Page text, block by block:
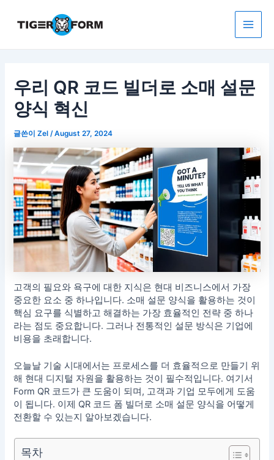
Main
우리 QR 코드 빌더로 소매 설문
양식 혁신
글쓴이Zel/August 27, 2024
고객의 필요와 욕구에 대한 지식은 현대 비즈니스에서 가장
중요한 요소 중 하나입니다. 소매 설문 양식을 활용하는 것이
핵심 요구를 식별하고 해결하는 가장 효율적인 전략 중 하나
라는 점도 중요합니다. 그러나 전통적인 설문 방식은 기업에
비용을 초래합니다.
오늘날 기술 시대에서는 프로세스를 더 효율적으로 만들기 위
해 현대 디지털 자원을 활용하는 것이 필수적입니다. 여기서
Form QR 코드가 큰 도움이 되며, 고객과 기업 모두에게 도움
이 됩니다. 이제 QR 코드 폼 빌더로 소매 설문 양식을 어떻게
전환할 수 있는지 알아보겠습니다.
목차